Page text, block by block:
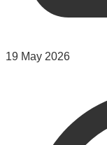
19 May 2026